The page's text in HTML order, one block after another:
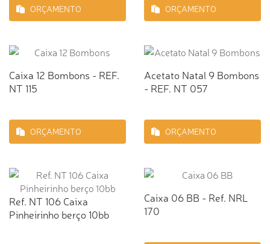
ORÇAMENTO ORÇAMENTO
Caixa 12 Bombons - REF.
NT 115
ORÇAMENTO
Acetato Natal 9 Bombons
- REF. NT 057
ORÇAMENTO
Ref. NT 106 Caixa
Pinheirinho berço 10bb
Caixa 06 BB - Ref. NRL
170